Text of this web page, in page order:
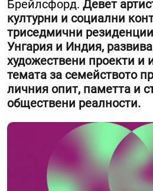
Брейлсфорд. Девет
културни и социални
триседмични
Унгария и Индия,
художествени проекти и
темата за семейството
личния опит, паметта и
обществени реалности.